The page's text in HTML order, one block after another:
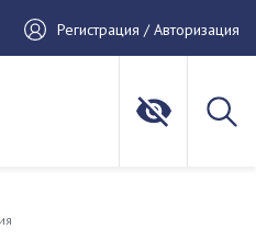
Регистрация / Авторизация